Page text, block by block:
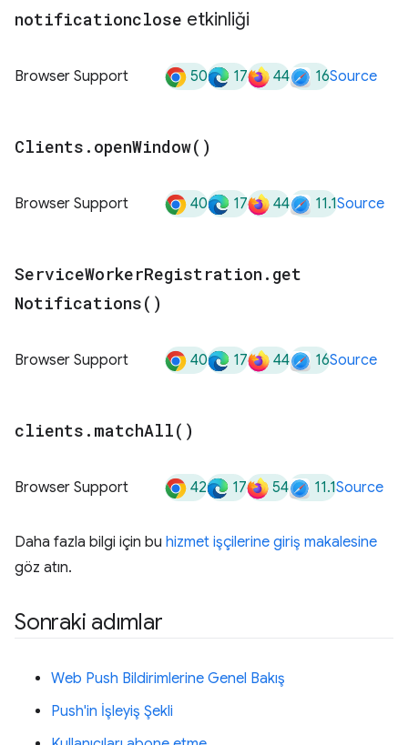
notificationclose etkinliği
Browser Support 50 17 44 16Source
Clients . openWindow( )
Browser Support 40 17 44 11.1Source
ServiceWorkerRegistration . get
Notifications( )
Browser Support 40 17 44 16Source
clients . matchAll( )
Browser Support 42 17 54 11.1Source
Daha fazla bilgi için bu hizmet işçilerine giriş makalesine
göz atın.
Sonraki adımlar
Web Push Bildirimlerine Genel Bakış
Push'in İşleyiş Şekli